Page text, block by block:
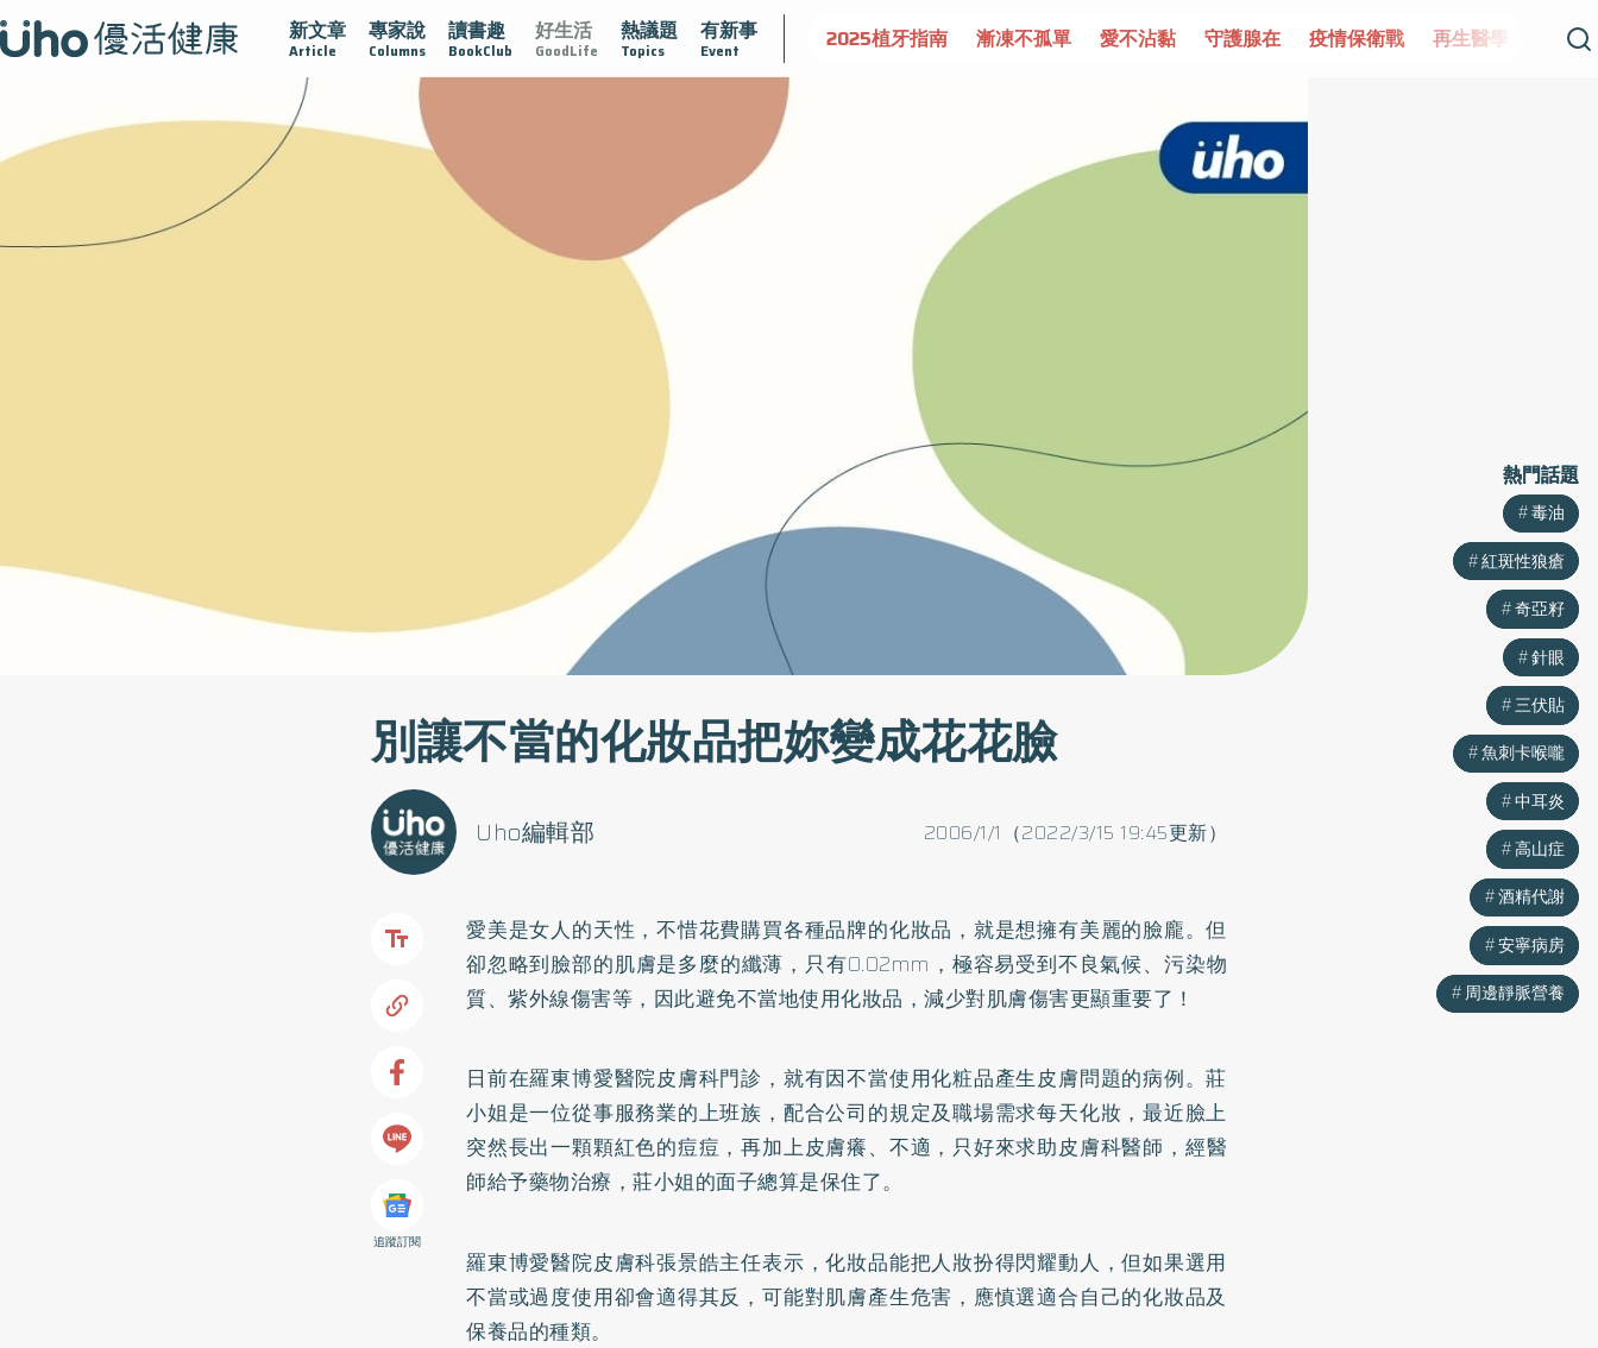
新文章
Article
專家說
Columns
讀書趣
BookClub
好生活
GoodLife
熱議題
Topics
有新事
Event
疫情保衛戰 再生醫學 愛的未來視 認識攝護腺肥大 守護骨骼健康 達文西手術專欄 2025植牙指南 漸凍不孤單 愛不沾黏 守護腺在 疫情保衛戰 再生醫學 愛的
別讓不當的化妝品把妳變成花花臉
2006/1/1（2022/3/15 19:45更新）
Uho編輯部
追蹤訂閱
愛美是女人的天性，不惜花費購買各種品牌的化妝品，就是想擁有美麗的臉龐。但
卻忽略到臉部的肌膚是多麼的纖薄，只有0.02mm，極容易受到不良氣候、污染物
質、紫外線傷害等，因此避免不當地使用化妝品，減少對肌膚傷害更顯重要了！
日前在羅東博愛醫院皮膚科門診，就有因不當使用化粧品產生皮膚問題的病例。莊
小姐是一位從事服務業的上班族，配合公司的規定及職場需求每天化妝，最近臉上
突然長出一顆顆紅色的痘痘 ，再加上皮膚癢、不適，只好來求助皮膚科醫師，經醫
師給予藥物治療，莊小姐的面子總算是保住了。
羅東博愛醫院皮膚科張景皓主任表示，化妝品能把人妝扮得閃耀動人，但如果選用
不當或過度使用卻會適得其反，可能對肌膚產生危害，應慎選適合自己的化妝品及
保養品的種類。
熱門話題
毒油
紅斑性狼瘡
奇亞籽
針眼
三伏貼
魚刺卡喉嚨
中耳炎
高山症
酒精代謝
安寧病房
周邊靜脈營養
熱門話題
毒油
紅斑性狼瘡
奇亞籽
針眼
三伏貼
魚刺卡喉嚨
中耳炎
高山症
酒精代謝
安寧病房
周邊靜脈營養